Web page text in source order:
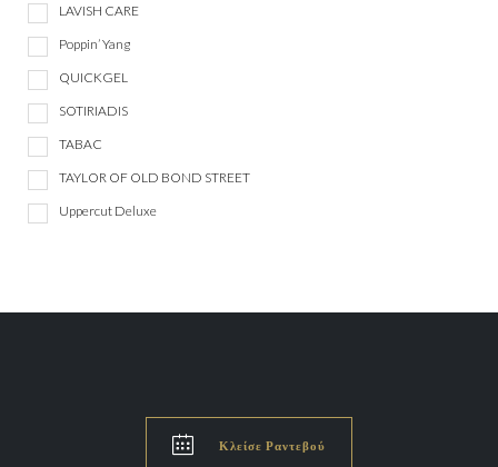
LAVISH CARE
Poppin’ Yang
QUICKGEL
SOTIRIADIS
TABAC
TAYLOR OF OLD BOND STREET
Uppercut Deluxe
 Κλείσε Ραντεβού